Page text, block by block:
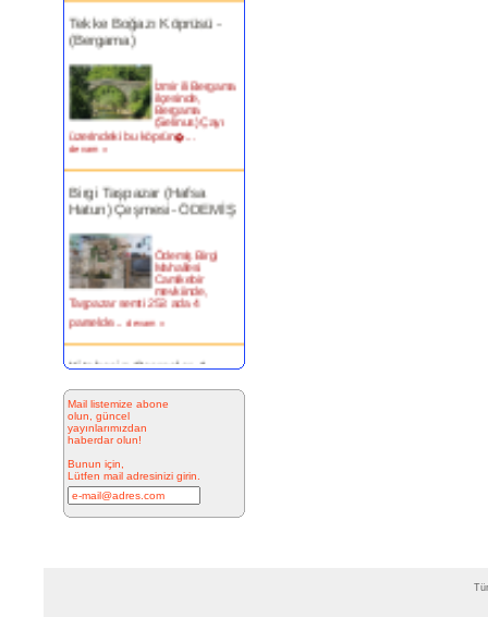
(Bergama)
ilçesinde,
Bergama
(Selinus) Çayı
üzerindeki bu köprün�...
devam »
Hatun) Çeşmesi- ÖDEMİŞ
Mahallesi
Camikebir
mevkiinde,
Taşpazar semti 253 ada 4
parselde... devam »
ÇEŞME
bitiminde...
devam »
Mail listemize abone
olun, güncel
yayınlarımızdan
haberdar olun!
Bunun için,
Lütfen mail adresinizi girin.